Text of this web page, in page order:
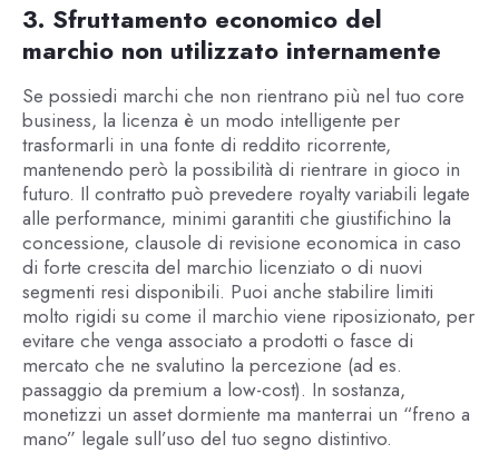
3. Sfruttamento economico del
marchio non utilizzato internamente
Se possiedi marchi che non rientrano più nel tuo core
business, la licenza è un modo intelligente per
trasformarli in una fonte di reddito ricorrente,
mantenendo però la possibilità di rientrare in gioco in
futuro. Il contratto può prevedere royalty variabili legate
alle performance, minimi garantiti che giustifichino la
concessione, clausole di revisione economica in caso
di forte crescita del marchio licenziato o di nuovi
segmenti resi disponibili. Puoi anche stabilire limiti
molto rigidi su come il marchio viene riposizionato, per
evitare che venga associato a prodotti o fasce di
mercato che ne svalutino la percezione (ad es.
passaggio da premium a low-cost). In sostanza,
monetizzi un asset dormiente ma manterrai un “freno a
mano” legale sull’uso del tuo segno distintivo.